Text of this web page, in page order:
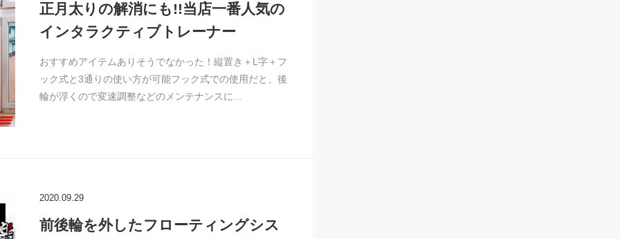
正月太りの解消にも!!当店一番人気の
インタラクティブトレーナー
おすすめアイテムありそうでなかった！縦置き＋L字＋フ
ック式と3通りの使い方が可能フック式での使用だと、後
輪が浮くので変速調整などのメンテナンスに…
2020.09.29
前後輪を外したフローティングシス